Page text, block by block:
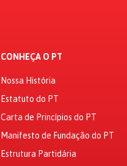
CONHEÇA O PT
Nossa História
Estatuto do PT
Carta de Princípios do PT
Manifesto de Fundação do PT
Estrutura Partidária